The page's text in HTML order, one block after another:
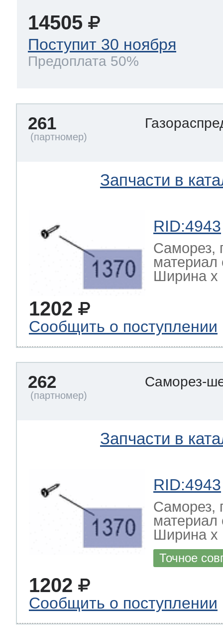
14505
Поступит 30 ноября
Предоплата 50%
261
Запчасти в
RID:4943
Саморез,
Ширина х
1202
Сообщить о поступлении
262 Саморез-
Запчасти в
RID:4943
Саморез,
Ширина х
Точное
1202
Сообщить о поступлении